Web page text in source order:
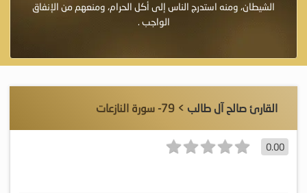
الشيطان، ومنه استدرج الناس إلى أكل الحرام، ومنعهم من الإنفاق
الواجب .
القارئ صالح آل طالب > 79- سورة النازعات
0.00